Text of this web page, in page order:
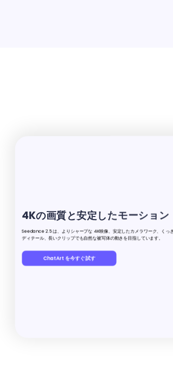
4Kの画質と安定したモーション
Seedance 2.5 は、よりシャープな 4K映像、安定したカメラワーク、くっ
ディテール、長いクリップでも自然な被写体の動きを目指しています。
ChatArt を今すぐ試す